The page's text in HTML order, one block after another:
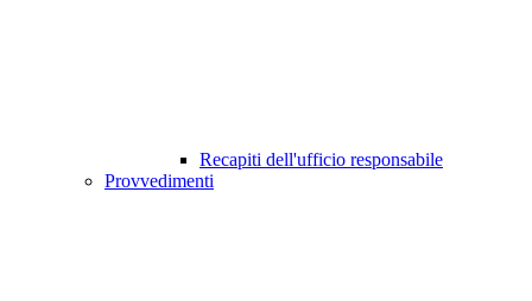
Recapiti dell'ufficio responsabile
Provvedimenti